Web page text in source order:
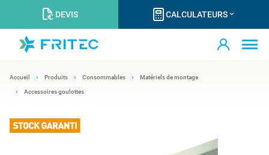
DEVIS CALCULATEURS
Accueil Produits Consommables Matériels de montage
Accessoires goulottes